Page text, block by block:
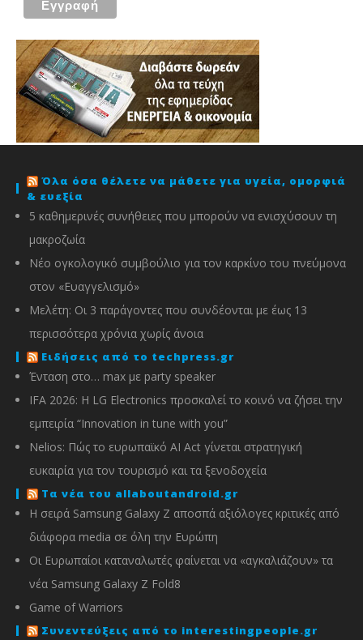
Όλα όσα θέλετε να μάθετε για υγεία, ομορφιά
& ευεξία
5 καθημερινές συνήθειες που μπορούν να ενισχύσουν τη
μακροζωία
Νέο ογκολογικό συμβούλιο για τον καρκίνο του πνεύμονα
στον «Ευαγγελισμό»
Μελέτη: Οι 3 παράγοντες που συνδέονται με έως 13
περισσότερα χρόνια χωρίς άνοια
Ειδήσεις από το techpress.gr
Ένταση στο… max με party speaker
IFA 2026: Η LG Electronics προσκαλεί το κοινό να ζήσει την
εμπειρία “Innovation in tune with you”
Nelios: Πώς το ευρωπαϊκό AI Act γίνεται στρατηγική
ευκαιρία για τον τουρισμό και τα ξενοδοχεία
Τα νέα του allaboutandroid.gr
Η σειρά Samsung Galaxy Z αποσπά αξιόλογες κριτικές από
διάφορα media σε όλη την Ευρώπη
Οι Ευρωπαίοι καταναλωτές φαίνεται να «αγκαλιάζουν» τα
νέα Samsung Galaxy Z Fold8
Game of Warriors
Συνεντεύξεις από το interestingpeople.gr